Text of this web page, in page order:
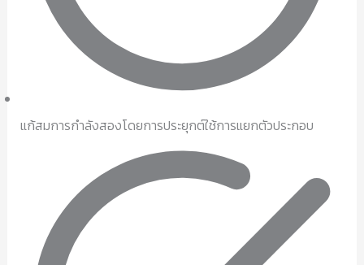
แก้สมการกำลังสองโดยการประยุกต์ใช้การแยกตัวประกอบ